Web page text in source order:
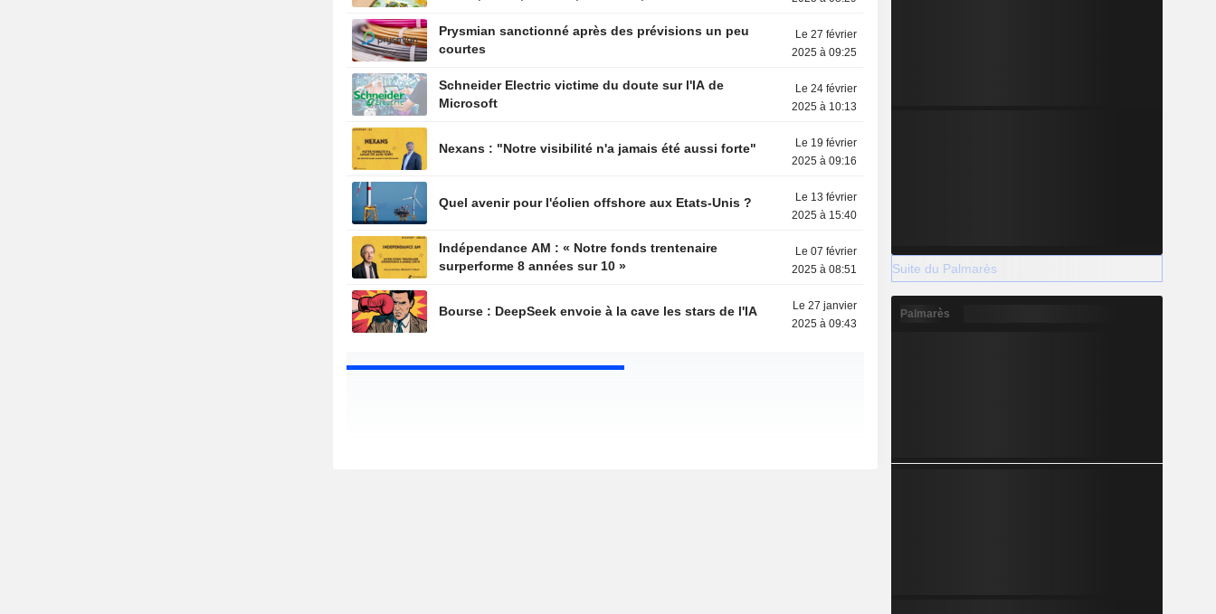
Prysmian sanctionné après des prévisions un peu
courtes
Le 27 février
2025 à 09:25
Schneider Electric victime du doute sur l'IA de
Microsoft
Le 24 février
2025 à 10:13
Nexans : "Notre visibilité n'a jamais été aussi forte"
Le 19 février
2025 à 09:16
Quel avenir pour l'éolien offshore aux Etats-Unis ?
Le 13 février
2025 à 15:40
Indépendance AM : « Notre fonds trentenaire
surperforme 8 années sur 10 »
Le 07 février
2025 à 08:51
Bourse : DeepSeek envoie à la cave les stars de l'IA
Le 27 janvier
2025 à 09:43
Suite du Palmarès
Palmarès